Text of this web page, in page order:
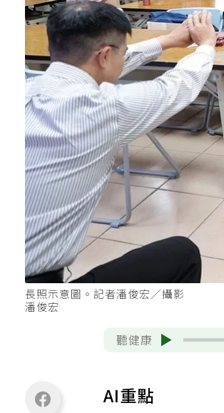
長照示意圖。記者潘俊宏／攝影
潘俊宏
聽健康
AI重點